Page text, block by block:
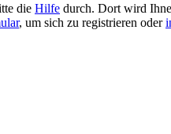
die Hilfe durch. Dort wird
, um sich zu registrieren oder